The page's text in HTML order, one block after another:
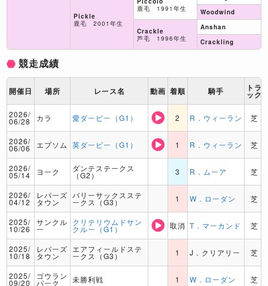
Pickle
鹿毛 2001年生
鹿毛 1991年生
Crackle
芦毛 1996年生
Woodwind
Anshan
Crackling
競走成績
開催日 場所 レース名 動画 着順 騎手 トラ
ック
2026/
06/28 カラ 愛ダービー（G1） 2 R．ウィーラン 芝
2026/
06/06 エプソム 英ダービー（G1） 1 R．ウィーラン 芝
2026/
05/14 ヨーク ダンテステークス
（G2） 3 R．ムーア 芝
2026/
04/12
レパーズ
タウン
バリーサックスステ
ークス（G3） 1 W．ローダン 芝
2025/
10/26
サンクル
ー
クリテリウムドサン
クルー（G1） 取消 T．マーカンド 芝
2025/
10/18
レパーズ
タウン
エアフィールドステ
ークス（G3） 1 J．クリアリー 芝
2025/
09/20
ゴウラン
パーク 未勝利戦 1 W．ローダン 芝